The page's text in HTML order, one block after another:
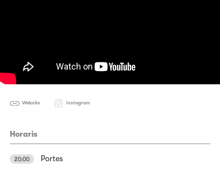
Website Instagram
Horaris
20:00 Portes